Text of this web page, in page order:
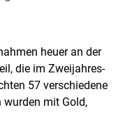
heuer an der
die im Zweijahres-
57 verschiedene
wurden mit Gold,